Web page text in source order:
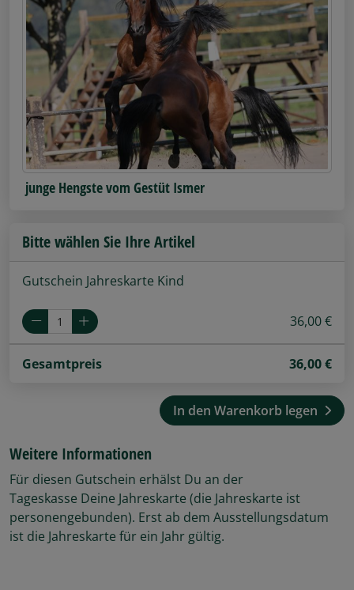
junge Hengste vom Gestüt Ismer
Bitte wählen Sie Ihre Artikel
Gutschein Jahreskarte Kind
36,00 €
Gesamtpreis 36,00€
In den Warenkorb legen
Weitere Informationen
Für diesen Gutschein erhälst Du an der
Tageskasse Deine Jahreskarte (die Jahreskarte ist
personengebunden). Erst ab dem Ausstellungsdatum
ist die Jahreskarte für ein Jahr gültig.